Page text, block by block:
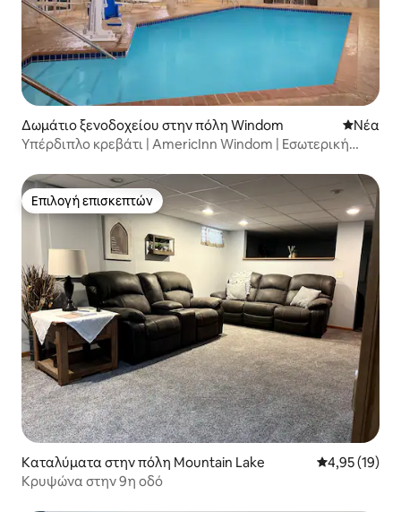
Δωμάτιο ξενοδοχείου στην πόλη Windom Νέος
Νέα
Υπέρδιπλο κρεβάτι | AmericInn Windom | Εσωτερική
Επιλογή επισκεπτών
Επιλογή επισκεπτών
Καταλύματα στην πόλη Mountain Lake Μέση
4,95 (19)
Κρυψώνα στην 9η οδό